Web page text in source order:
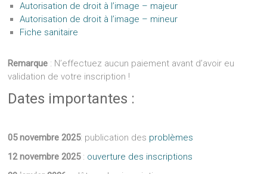
Autorisation de droit à l’image – majeur
Autorisation de droit à l’image – mineur
Fiche sanitaire
Remarque : N’effectuez aucun paiement avant d’avoir eu
validation de votre inscription !
Dates importantes :
05 novembre 2025: publication des problèmes
12 novembre 2025 : ouverture des inscriptions